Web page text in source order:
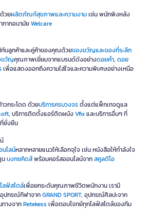
วยผลิตภัณฑ์สุขภาพและความงามเช่น พนักพิงหลัง
กากอนามัยWelcare
กับลูกค้าและคู่ค้าของคุณด้วยของขวัญและของที่ระลึก
ขวัญคุณภาพเยี่ยมจากแบรนด์ดังอย่างดอยคำ, ดอย
เพื่อแสดงออกถึงความใส่ใจและความพิเศษอย่างเหนือ
วกระโดด ด้วยบริการครบวงจรตั้งแต่แพ็กเกจดูแล
, บริการติดตั้งแอร์ติดผนังVfixและบริการอื่นๆ ที่
ยั่งยืน
นไลน์หลากหลายแนวให้เลือกจุใจ เช่น หนังสือให้กำลังใจ
นบงกชคิดส์พร้อมคอร์สออนไลน์จากสคูลดิโอ
ไลฟ์สไตล์เพื่อยกระดับคุณภาพชีวิตพนักงาน เรามี
อุปกรณ์กีฬาจากGRAND SPORT, อุปกรณ์ศิลปะจาก
างจากRetekess เพื่อตอบโจทย์ทุกไลฟ์สไตล์ของทีม